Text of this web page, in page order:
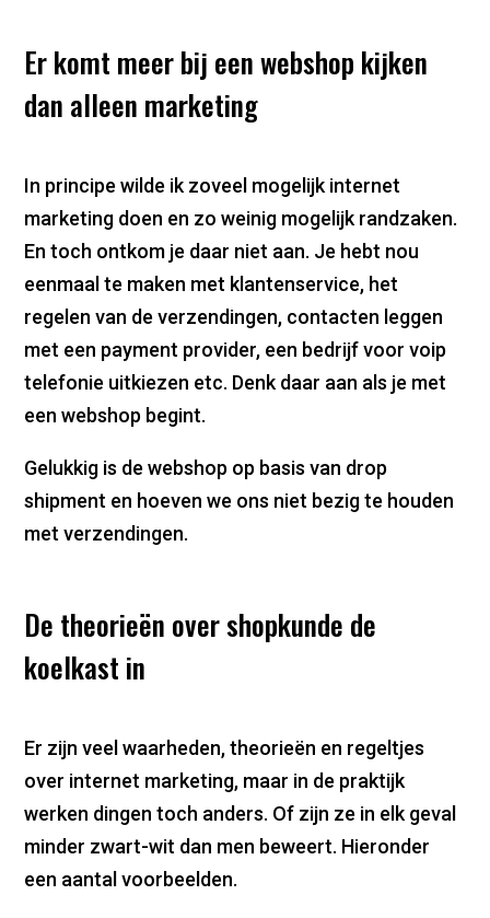
Er komt meer bij een webshop kijken
dan alleen marketing
In principe wilde ik zoveel mogelijk internet
marketing doen en zo weinig mogelijk randzaken.
En toch ontkom je daar niet aan. Je hebt nou
eenmaal te maken met klantenservice, het
regelen van de verzendingen, contacten leggen
met een payment provider, een bedrijf voor voip
telefonie uitkiezen etc. Denk daar aan als je met
een webshop begint.
Gelukkig is de webshop op basis van drop
shipment en hoeven we ons niet bezig te houden
met verzendingen.
De theorieën over shopkunde de
koelkast in
Er zijn veel waarheden, theorieën en regeltjes
over internet marketing, maar in de praktijk
werken dingen toch anders. Of zijn ze in elk geval
minder zwart-wit dan men beweert. Hieronder
een aantal voorbeelden.